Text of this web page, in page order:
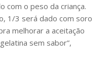
com o peso da criança.
1/3 será dado com soro
melhorar a aceitação
sem sabor”,